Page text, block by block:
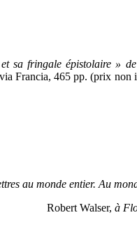
sa fringale épistolaire »
Francia, 465 pp. (prix non
au monde entier. Au
Robert Walser, à